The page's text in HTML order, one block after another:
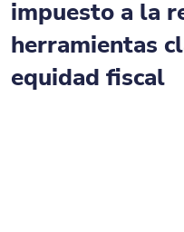
impuesto a la
herramientas
equidad fiscal